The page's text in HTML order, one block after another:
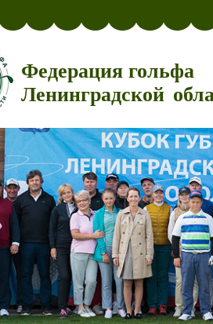
Федерация гольфа
Ленинградской